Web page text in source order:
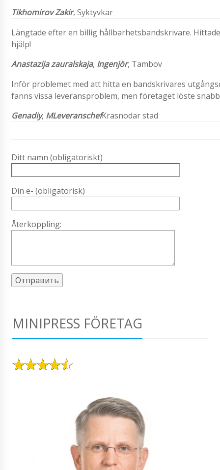
TikhomirovZakir, Syktyvkar
Längtade efter en billig hållbarhetsbandskrivare.
hjälp!
Anastazija zauralskaja, Ingenjör, Tambov
Inför problemet med att hitta en bandskrivares
fanns vissa leveransproblem, men företaget löste
Genadiy, MLeveranschefKrasnodar stad
Ditt namn (obligatoriskt)
Din e- (obligatorisk)
Återkoppling:
MINIPRESS FÖRETAG